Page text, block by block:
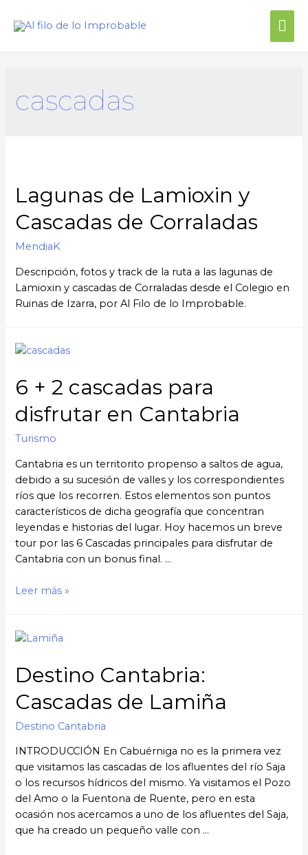
cascadas
Lagunas de Lamioxin y
Cascadas de Corraladas
MendiaK
Descripción, fotos y track de la ruta a las lagunas de
Lamioxin y cascadas de Corraladas desde el Colegio en
Ruinas de Izarra, por Al Filo de lo Improbable.
6 + 2 cascadas para
disfrutar en Cantabria
Turismo
Cantabria es un territorito propenso a saltos de agua,
debido a su sucesión de valles y los correspondientes
ríos que los recorren. Estos elementos son puntos
característicos de dicha geografía que concentran
leyendas e historias del lugar. Hoy hacemos un breve
tour por las 6 Cascadas principales para disfrutar de
Cantabria con un bonus final. …
Leer más »
Destino Cantabria:
Cascadas de Lamiña
Destino Cantabria
INTRODUCCIÓN En Cabuérniga no es la primera vez
que visitamos las cascadas de los afluentes del río Saja
o los recursos hídricos del mismo. Ya visitamos el Pozo
del Amo o la Fuentona de Ruente, pero en esta
ocasión nos acercamos a uno de los afluentes del Saja,
que ha creado un pequeño valle con …